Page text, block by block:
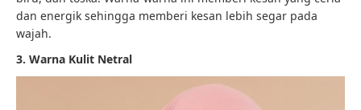
dan energik sehingga memberi kesan lebih segar pada
wajah.
3. Warna Kulit Netral